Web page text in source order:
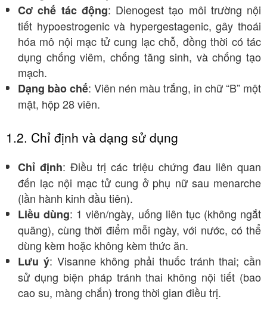
Cơ chế tác động: Dienogest tạo môi trường nội
tiết hypoestrogenic và hypergestagenic, gây thoái
hóa mô nội mạc tử cung lạc chỗ, đồng thời có tác
dụng chống viêm, chống tăng sinh, và chống tạo
mạch.
Dạng bào chế: Viên nén màu trắng, in chữ “B” một
mặt, hộp 28 viên.
1.2. Chỉ định và dạng sử dụng
Chỉ định: Điều trị các triệu chứng đau liên quan
đến lạc nội mạc tử cung ở phụ nữ sau menarche
(lần hành kinh đầu tiên).
Liều dùng: 1 viên/ngày, uống liên tục (không ngắt
quãng), cùng thời điểm mỗi ngày, với nước, có thể
dùng kèm hoặc không kèm thức ăn.
Lưu ý: Visanne không phải thuốc tránh thai; cần
sử dụng biện pháp tránh thai không nội tiết (bao
cao su, màng chắn) trong thời gian điều trị.